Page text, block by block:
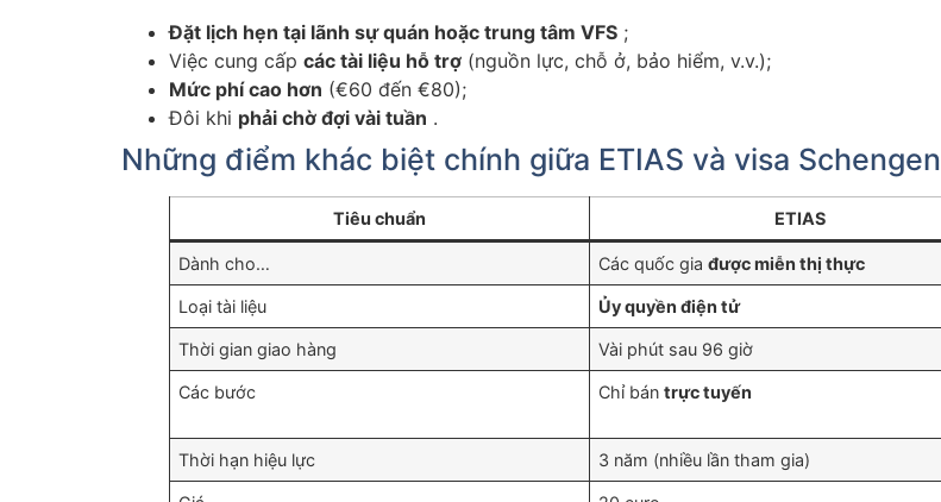
Đặt lịch hẹn tại lãnh sự quán hoặc trung tâm VFS ;
Việc cung cấp các tài liệu hỗ trợ (nguồn lực, chỗ ở, bảo hiểm, v.v.);
Mức phí cao hơn (€60 đến €80);
Đôi khi phải chờ đợi vài tuần .
Những điểm khác biệt chính giữa ETIAS và visa Schengen
Tiêu chuẩn ETIAS
Dành cho… Các quốc giađược miễn thị thực
Loại tài liệu Ủy quyền điện tử
Thời gian giao hàng Vài phút sau 96 giờ
Các bước Chỉ bántrực tuyến
Thời hạn hiệu lực 3 năm (nhiều lần tham gia)